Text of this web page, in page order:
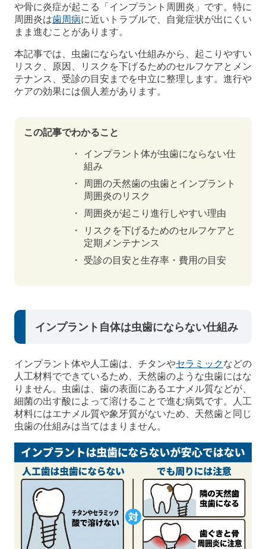
や骨に炎症が起こる「インプラント周囲炎」です。特に
周囲炎は歯周病に近いトラブルで、自覚症状が出にくい
まま進むことがあります。
本記事では、虫歯にならない仕組みから、起こりやすい
リスク、原因、リスクを下げるためのセルフケアとメン
テナンス、受診の目安までを中立に整理します。進行や
ケアの効果には個人差があります。
この記事でわかること
インプラント体が虫歯にならない仕
組み
周囲の天然歯の虫歯とインプラント
周囲炎のリスク
周囲炎が起こり進行しやすい理由
リスクを下げるためのセルフケアと
定期メンテナンス
受診の目安と生存率・費用の目安
インプラント自体は虫歯にならない仕組み
インプラント体や人工歯は、チタンやセラミックなどの
人工材料でできているため、天然歯のような虫歯にはな
りません。虫歯は、歯の表面にあるエナメル質などが、
細菌の出す酸によって溶けることで進む病気です。人工
材料にはエナメル質や象牙質がないため、天然歯と同じ
虫歯の仕組みは当てはまりません。